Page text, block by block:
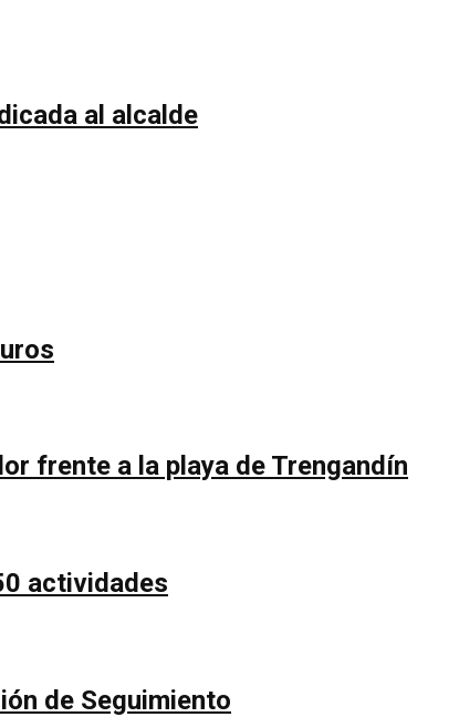
al alcalde
frente a la playa de Trengandín
actividades
de Seguimiento